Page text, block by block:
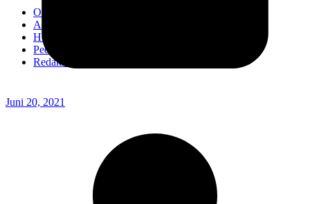
OPINI
Advertorial
Headline
Pedoman Media Ciber
Redaksi
Juni 20, 2021